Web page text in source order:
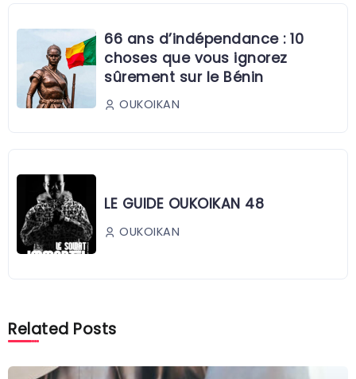
66 ans d’indépendance : 10
choses que vous ignorez
sûrement sur le Bénin
OUKOIKAN
LE GUIDE OUKOIKAN 48
OUKOIKAN
Related Posts